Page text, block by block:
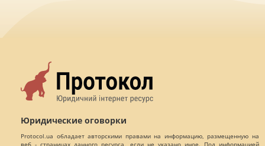
Юридические оговорки
Protocol.ua обладает авторскими правами на информацию, размещенную на
веб - страницах данного ресурса, если не указано иное. Под информацией